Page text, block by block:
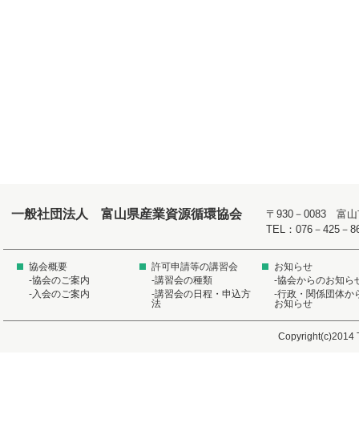
一般社団法人 富山県産業資源循環協会
〒930－0083 富山
TEL：076－425
協会概要
-協会のご案内
-入会のご案内
許可申請等の講習会
-講習会の種類
-講習会の日程・申込方
法
お知らせ
-協会からのお知ら
-行政・関係団体か
お知らせ
Copyright(c)2014